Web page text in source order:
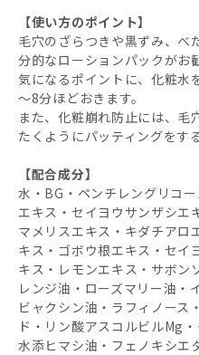
【使い方のポイント】
毛穴のざらつきや黒ずみ、べ
分的なローションパックがお
気になるポイントに、化粧水
～8分ほどおきます。
また、化粧崩れ防止には、毛
たくようにパッティングをす
【配合成分】
水・BG・ペンチレングリコ
エキス・セイヨウサンザシエ
マメリスエキス・キダチアロ
キス・ゴボウ根エキス・セイ
キス・レモンエキス・サボン
レンジ油・ローズマリー油・
ビャクシン油・ラフィノース
ド・リン酸アスコルビルMg
水添ヒマシ油・フェノキシエ